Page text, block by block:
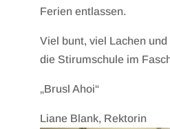
Ferien entlassen.
Viel bunt, viel Lachen
die Stirumschule im
„Brusl Ahoi“
Liane Blank, Rektorin